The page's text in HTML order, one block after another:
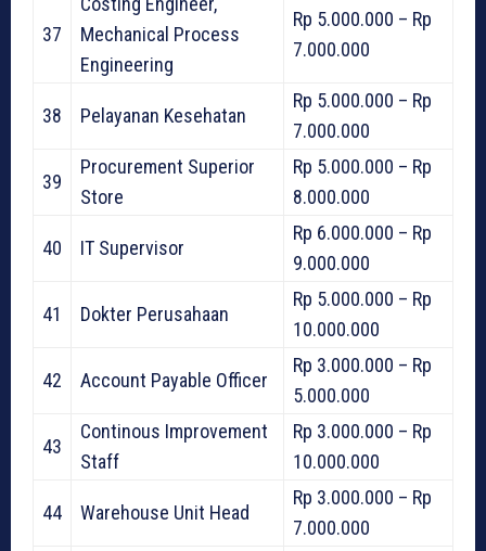
37
Mechanical Process
Engineering
Rp 5.000.000 – Rp
7.000.000
38 Pelayanan Kesehatan
Rp 5.000.000 – Rp
7.000.000
39
Procurement Superior
Store
Rp 5.000.000 – Rp
8.000.000
40 IT Supervisor
Rp 6.000.000 – Rp
9.000.000
41 Dokter Perusahaan
Rp 5.000.000 – Rp
10.000.000
42 Account Payable Officer
Rp 3.000.000 – Rp
5.000.000
43
Continous Improvement
Staff
Rp 3.000.000 – Rp
10.000.000
44 Warehouse Unit Head
Rp 3.000.000 – Rp
7.000.000